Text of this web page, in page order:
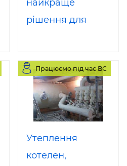
найкраще
рішення для
овочесховищ,
холодильних,
морозильних
камер
Працюємо під час ВС
Утеплення
котелен,